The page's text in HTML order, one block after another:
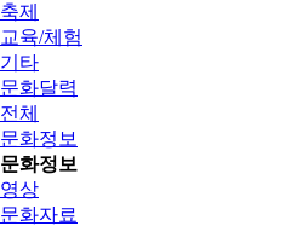
축제
교육/체험
기타
문화달력
전체
문화정보
문화정보
영상
문화자료